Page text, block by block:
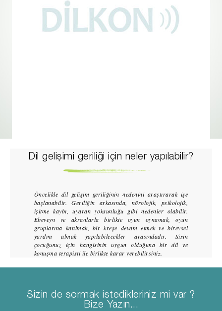
Dil gelişimi geriliği için neler yapılabilir?
Öncelikle dil gelişim geriliğinin nedenini araştırarak işe
başlanabilir. Geriliğin arkasında, nörolojik, psikolojik,
işitme kaybı, uyaran yoksunluğu gibi nedenler olabilir.
Ebeveyn ve akranlarla birlikte oyun oynamak, oyun
gruplarına katılmak, bir kreşe devam etmek ve bireysel
yardım almak yapılabilecekler arasındadır. Sizin
çocuğunuz için hangisinin uygun olduğuna bir dil ve
konuşma terapisti ile birlikte karar verebilirsiniz.
Sizin de sormak istedikleriniz mi var ?
Bize Yazın...